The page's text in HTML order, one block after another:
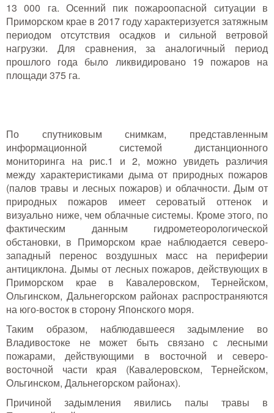
13 000 га. Осенний пик пожароопасной ситуации в
Приморском крае в 2017 году характеризуется затяжным
периодом отсутствия осадков и сильной ветровой
нагрузки. Для сравнения, за аналогичный период
прошлого года было ликвидировано 19 пожаров на
площади 375 га.
По спутниковым снимкам, представленным
информационной системой дистанционного
мониторинга на рис.1 и 2, можно увидеть различия
между характеристиками дыма от природных пожаров
(палов травы и лесных пожаров) и облачности. Дым от
природных пожаров имеет сероватый оттенок и
визуально ниже, чем облачные системы. Кроме этого, по
фактическим данным гидрометеорологической
обстановки, в Приморском крае наблюдается северо-
западный перенос воздушных масс на периферии
антициклона. Дымы от лесных пожаров, действующих в
Приморском крае в Кавалеровском, Тернейском,
Ольгинском, Дальнегорском районах распространяются
на юго-восток в сторону Японского моря.
Таким образом, наблюдавшееся задымление во
Владивостоке не может быть связано с лесными
пожарами, действующими в восточной и северо-
восточной части края (Кавалеровском, Тернейском,
Ольгинском, Дальнегорском районах).
Причиной задымления явились палы травы в